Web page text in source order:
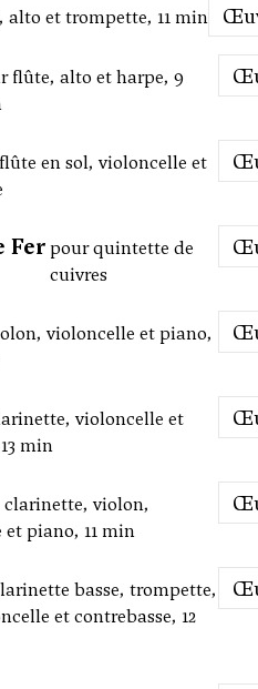
alto et trompette, 11 min
flûte, alto et harpe, 9
en sol, violoncelle et
Fer pour quintette de
cuivres
violoncelle et piano,
violoncelle et
min
violon,
piano, 11 min
basse, trompette,
et contrebasse, 12